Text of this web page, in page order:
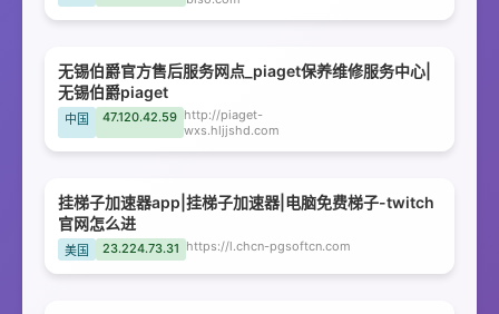
无锡伯爵官方售后服务网点_piaget保养维修服务中心|
无锡伯爵piaget
中国 47.120.42.59 http://piaget-
wxs.hljjshd.com
挂梯子加速器app|挂梯子加速器|电脑免费梯子-twitch
官网怎么进
美国 23.224.73.31 https://l.chcn-pgsoftcn.com